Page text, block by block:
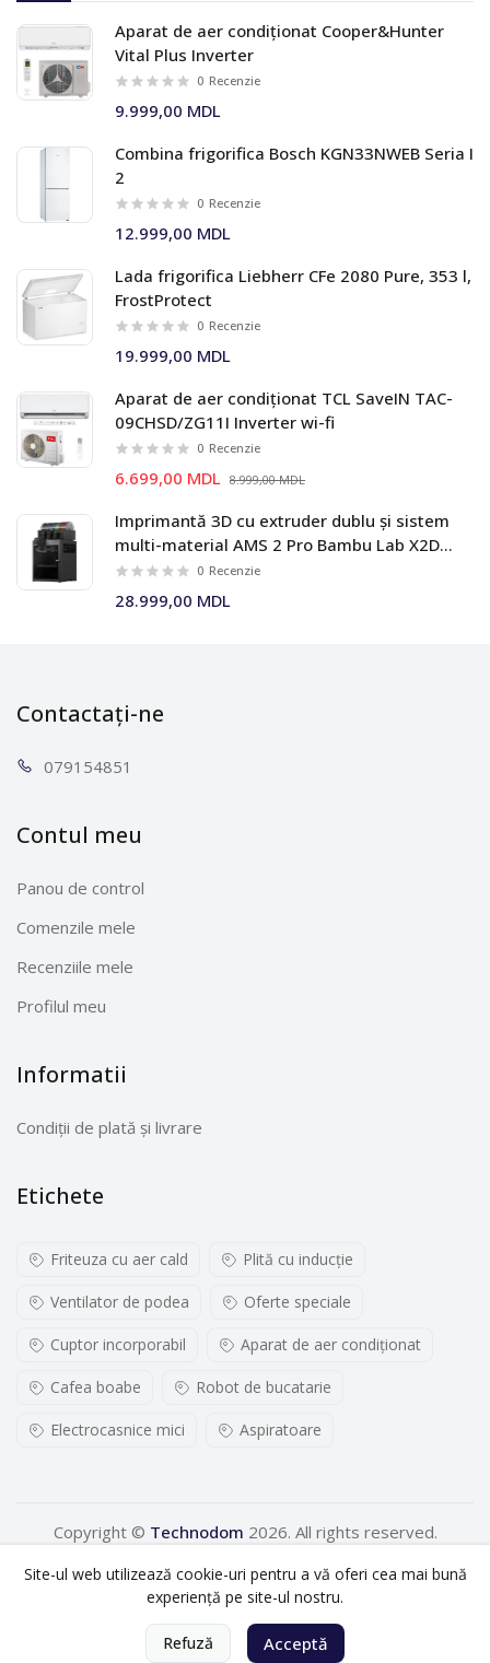
Aparat de aer condiționat Cooper&Hunter
Vital Plus Inverter
0 Recenzie
9.999,00 MDL
Combina frigorifica Bosch KGN33NWEB Seria I
2
0 Recenzie
12.999,00 MDL
Lada frigorifica Liebherr CFe 2080 Pure, 353 l,
FrostProtect
0 Recenzie
19.999,00 MDL
Aparat de aer condiționat TCL SaveIN TAC-
09CHSD/ZG11I Inverter wi-fi
0 Recenzie
6.699,00 MDL 8.999,00 MDL
Imprimantă 3D cu extruder dublu și sistem
multi-material AMS 2 Pro Bambu Lab X2D
Combo
0 Recenzie
28.999,00 MDL
Contactați-ne
0791 54851
Contul meu
Panou de control
Comenzile mele
Recenziile mele
Profilul meu
Informatii
Condiții de plată și livrare
Etichete
Friteuza cu aer cald Plită cu inducţie
Ventilator de podea Oferte speciale
Cuptor incorporabil Aparat de aer condiționat
Cafea boabe Robot de bucatarie
Electrocasnice mici Aspiratoare
Copyright © Technodom 2026. All rights reserved.
Site-ul web utilizează cookie-uri pentru a vă oferi cea mai bună
experiență pe site-ul nostru.
Refuză Acceptă